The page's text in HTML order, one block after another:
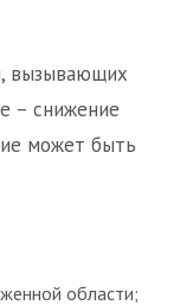
вызывающих
– снижение
может быть
области;